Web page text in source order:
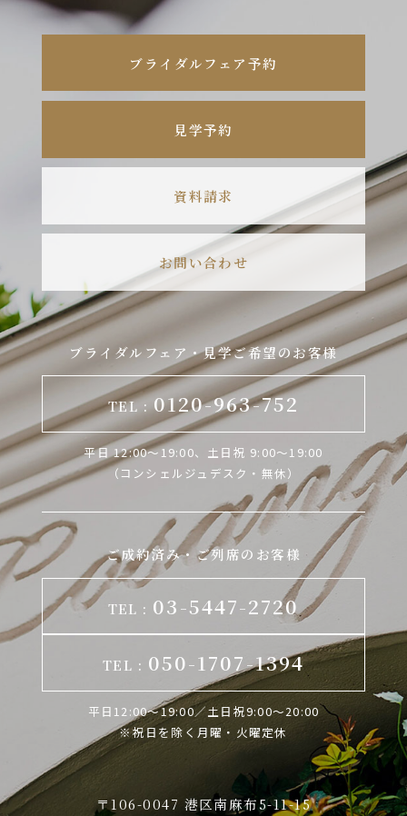
ブライダルフェア予約
見学予約
資料請求
お問い合わせ
ブライダルフェア・見学ご希望のお客様
TEL :0120-963-752
平日 12:00～19:00、土日祝 9:00～19:00
（コンシェルジュデスク・無休）
ご成約済み・ご列席のお客様
TEL : 03-5447-2720
TEL : 050-1707-1394
平日12:00～19:00／土日祝9:00～20:00
※祝日を除く月曜・火曜定休
〒106-0047 港区南麻布5-11-15